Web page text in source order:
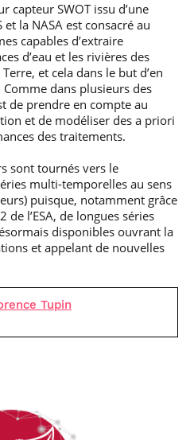
capteur SWOT issu d’une
la NASA est consacré au
capables d’extraire
d’eau et les rivières des
et cela dans le but d’en
dans plusieurs des
de prendre en compte au
et de modéliser des a priori
des traitements.
sont tournés vers le
multi-temporelles au sens
puisque, notamment grâce
l’ESA, de longues séries
disponibles ouvrant la
et appelant de nouvelles
Tupin